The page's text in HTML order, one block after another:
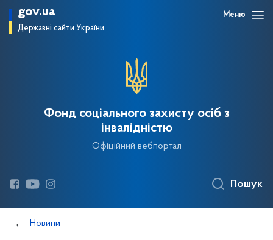
gov.ua
Державні сайти України
Меню
Фонд соціального захисту осіб з
інвалідністю
Офіційний вебпортал
Пошук
Новини